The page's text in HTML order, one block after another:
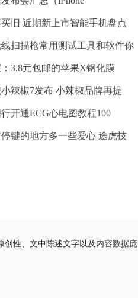
旧 近期新上市智能手机盘点
扫描枪常用测试工具和软件你
3.8元包邮的苹果X钢化膜
辣椒7发布 小辣椒品牌再提
开通ECG心电图教程100
键的地方多一些爱心 途虎技
创性、文中陈述文字以及内容数据庞